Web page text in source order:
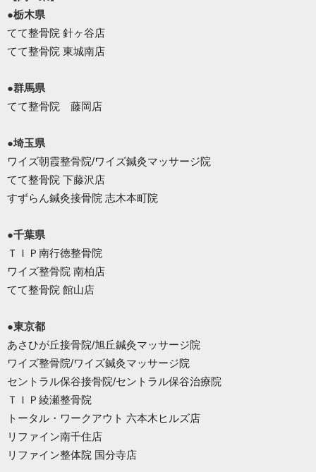
●栃木県
てて整骨院 針ヶ谷店
てて整骨院 東城南店
●群馬県
てて整骨院 藤岡店
●埼玉県
ワイズ朝霞整骨院/ワイズ鍼灸マッサージ院
てて整骨院 下藤沢店
すずらん鍼灸接骨院 志木本町院
●千葉県
ＴＩＰ南行徳整骨院
ワイズ整骨院 南柏店
てて整骨院 館山店
●東京都
あさひが丘接骨院/旭丘鍼灸マッサージ院
ワイズ整骨院/ワイズ鍼灸マッサージ院
セントラル保谷接骨院/セントラル保谷治療院
ＴＩＰ綾瀬整骨院
トータル・ワークアウト 六本木ヒルズ店
リファイン南千住店
リファイン整体院 国分寺店